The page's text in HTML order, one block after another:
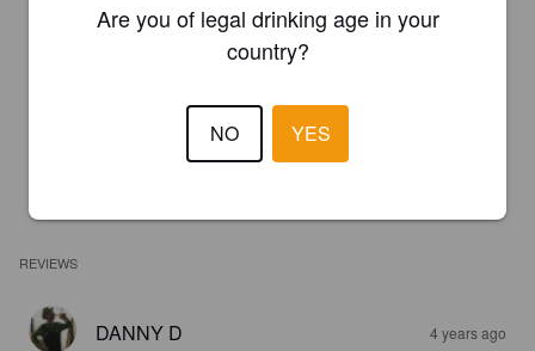
REVIEWS
DANNY D 4 years ago
Are you of legal drinking age in your
country?
NO YES